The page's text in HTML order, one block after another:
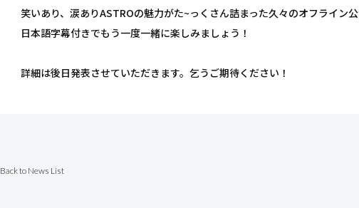
笑いあり、涙ありASTROの魅力がた~っくさん詰まった久々のオフライン
日本語字幕付きでもう一度一緒に楽しみましょう！
詳細は後日発表させていただきます。乞うご期待ください！
Back to News List